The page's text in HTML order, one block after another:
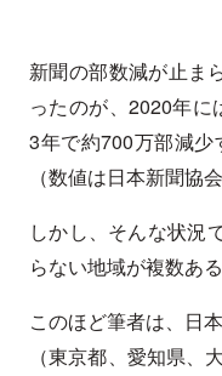
新聞の部数減が止ま
ったのが、2020年に
3年で約700万部減少
（数値は日本新聞協
しかし、そんな状況
らない地域が複数あ
このほど筆者は、日
（東京都、愛知県、